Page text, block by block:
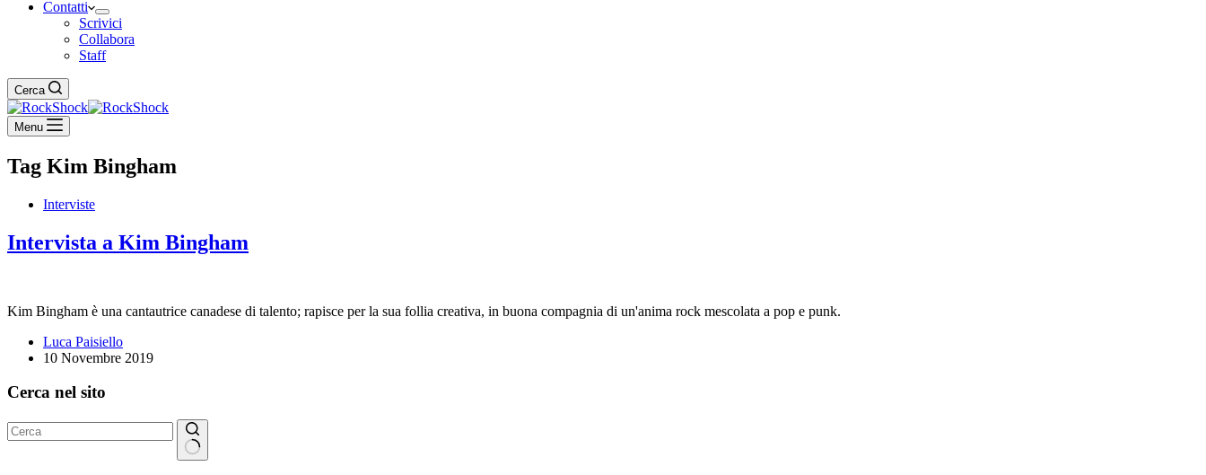
Contatti
Scrivici
Collabora
Staff
Cerca
Menu
Tag Kim Bingham
Interviste
Intervista a Kim Bingham
Kim Bingham è una cantautrice canadese di talento; rapisce per la sua follia creativa, in buona compagnia di un'anima rock mescolata a pop e punk.
Luca Paisiello
10 Novembre 2019
Cerca nel sito